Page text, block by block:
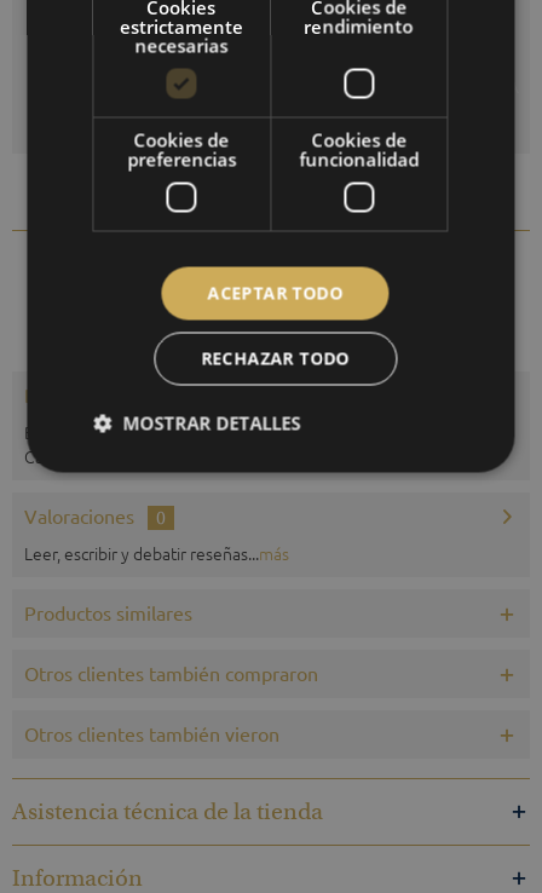
AÑADIR A LA CESTA DE LA COMPRA
Comparar Recordar
N.º artículo: 1436R-22
Descripción
Barómetro clásico con mecanismo visible y anillo para colgar.
Carcasa de madera genuina...
Valoraciones 0
Leer, escribir y debatir reseñas...más
Productos similares
Otros clientes también compraron
Otros clientes también vieron
Asistencia técnica de la tienda
Información
Cookies
estrictamente
necesarias
Cookies de
rendimiento
Cookies de
preferencias
Cookies de
funcionalidad
ACEPTAR TODO
RECHAZAR TODO
MOSTRAR DETALLES